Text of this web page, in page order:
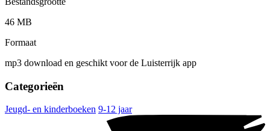
46 MB
Formaat
mp3 download en geschikt voor de Luisterrijk app
Categorieën
Jeugd- en kinderboeken 9-12 jaar